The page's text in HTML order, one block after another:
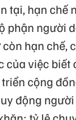
tại, hạn chế
phận người
hạn chế,
của việc biết
cộng
động